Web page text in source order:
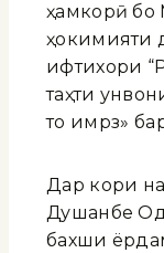
ҳамкорӣ бо
ҳокимияти
ифтихори
таҳти
то имрӯз»
Дар кори
Душанбе
бахши